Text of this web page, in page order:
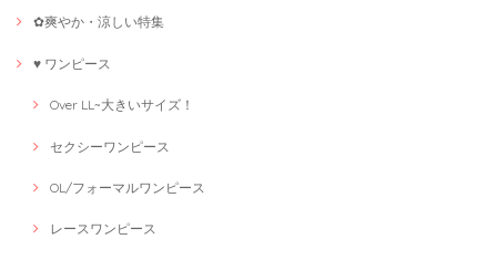
✿爽やか・涼しい特集
♥ ワンピース
Over LL~大きいサイズ！
セクシーワンピース
OL/フォーマルワンピース
レースワンピース